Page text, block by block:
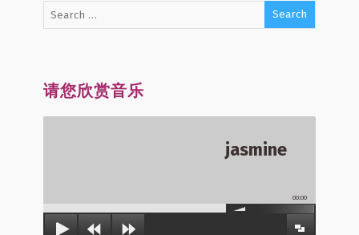
请您欣赏音乐
jasmine
00:00